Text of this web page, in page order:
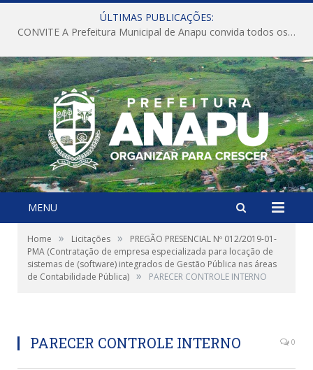
ÚLTIMAS PUBLICAÇÕES:
CONVITE A Prefeitura Municipal de Anapu convida todos os servidores públicos municipais para participarem da Audiência Pública de discussão da Lei de Diretrizes Orçamentárias (LDO), importante instrumento de planejamento das ações e investimentos da Administração Pública para o próximo exercício financeiro.
MENU
Home » Licitações »
PREGÃO PRESENCIAL Nº 012/2019-01-
PMA (Contratação de empresa especializada para locação de
sistemas de (software) integrados de Gestão Pública nas áreas
de Contabilidade Pública) » PARECER CONTROLE INTERNO
PARECER CONTROLE INTERNO 0